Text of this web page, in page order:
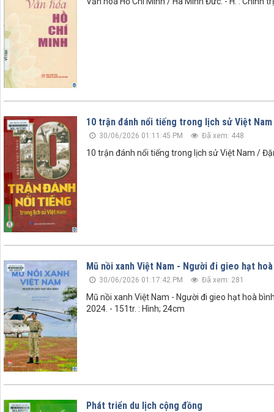
10 trận đánh nổi tiếng trong lịch sử Việt Nam
30/06/2026 01:11:45 PM Đã xem: 448
10 trận đánh nổi tiếng trong lịch sử Việt Nam /
Mũ nồi xanh Việt Nam - Người đi gieo hạt
30/06/2026 01:17:42 PM Đã xem: 281
Mũ nồi xanh Việt Nam - Người đi gieo hạt hoà
2024. - 151tr. : Hình; 24cm
Phát triển du lịch cộng đồng